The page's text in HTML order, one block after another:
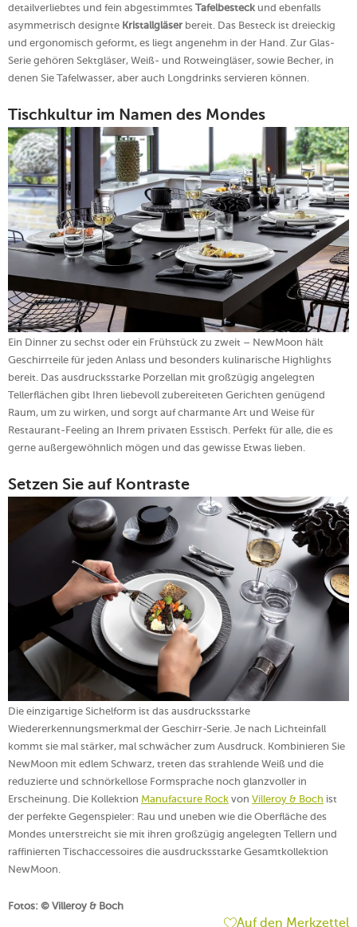
detailverliebtes und fein abgestimmtes Tafelbesteck und ebenfalls
asymmetrisch designte Kristallgläser bereit. Das Besteck ist dreieckig
und ergonomisch geformt, es liegt angenehm in der Hand. Zur Glas-
Serie gehören Sektgläser, Weiß- und Rotweingläser, sowie Becher, in
denen Sie Tafelwasser, aber auch Longdrinks servieren können.
Tischkultur im Namen des Mondes
Ein Dinner zu sechst oder ein Frühstück zu zweit – NewMoon hält
Geschirrteile für jeden Anlass und besonders kulinarische Highlights
bereit. Das ausdrucksstarke Porzellan mit großzügig angelegten
Tellerflächen gibt Ihren liebevoll zubereiteten Gerichten genügend
Raum, um zu wirken, und sorgt auf charmante Art und Weise für
Restaurant-Feeling an Ihrem privaten Esstisch. Perfekt für alle, die es
gerne außergewöhnlich mögen und das gewisse Etwas lieben.
Setzen Sie auf Kontraste
Die einzigartige Sichelform ist das ausdrucksstarke
Wiedererkennungsmerkmal der Geschirr-Serie. Je nach Lichteinfall
kommt sie mal stärker, mal schwächer zum Ausdruck. Kombinieren Sie
NewMoon mit edlem Schwarz, treten das strahlende Weiß und die
reduzierte und schnörkellose Formsprache noch glanzvoller in
Erscheinung. Die Kollektion Manufacture Rock von Villeroy & Boch ist
der perfekte Gegenspieler: Rau und uneben wie die Oberfläche des
Mondes unterstreicht sie mit ihren großzügig angelegten Tellern und
raffinierten Tischaccessoires die ausdrucksstarke Gesamtkollektion
NewMoon.
Fotos: © Villeroy & Boch
Auf den Merkzettel